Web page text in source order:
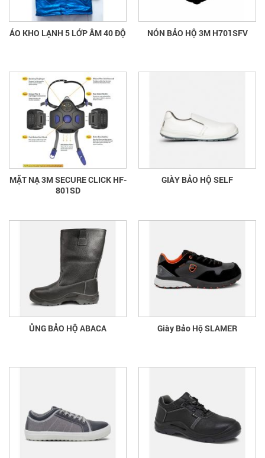
ÁO KHO LẠNH 5 LỚP ÂM 40 ĐỘ NÓN BẢO HỘ 3M H701SFV
MẶT NẠ 3M SECURE CLICK HF-
801SD
GIÀY BẢO HỘ SELF
ỦNG BẢO HỘ ABACA Giày Bảo Hộ SLAMER